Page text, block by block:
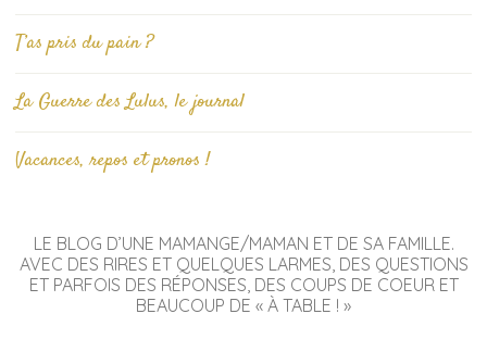
T’as pris du pain ?
La Guerre des Lulus, le journal
Vacances, repos et pronos !
LE BLOG D’UNE MAMANGE/MAMAN ET DE SA FAMILLE.
AVEC DES RIRES ET QUELQUES LARMES, DES QUESTIONS
ET PARFOIS DES RÉPONSES, DES COUPS DE COEUR ET
BEAUCOUP DE « À TABLE ! »